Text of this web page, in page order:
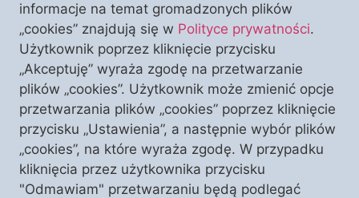
W celu uzasadnienia ekshumacji generała Franco
strona lewicowa posługiwała się całym zestawem
oczywistych kłamstw. Wywleczenie zwłok i ich, w
pewien sposób, zbezczeszczenie, jest też aktem
zemsty nie tylko za to, że generał wygrał, ale także
zemsty w wymiarze religijnym – wyjaśnia profesor
Jacek Bartyzel, historyk myśli politycznej, w
rozmowie z Michałem Wałachem. Ekshumacja gen.
Francisco […]
informacje na temat gromadzonych plików
„cookies” znajdują się w Polityce prywatności.
Użytkownik poprzez kliknięcie przycisku
„Akceptuję” wyraża zgodę na przetwarzanie
plików „cookies”. Użytkownik może zmienić opcje
przetwarzania plików „cookies” poprzez kliknięcie
przycisku „Ustawienia”, a następnie wybór plików
„cookies”, na które wyraża zgodę. W przypadku
kliknięcia przez użytkownika przycisku
"Odmawiam" przetwarzaniu będą podlegać